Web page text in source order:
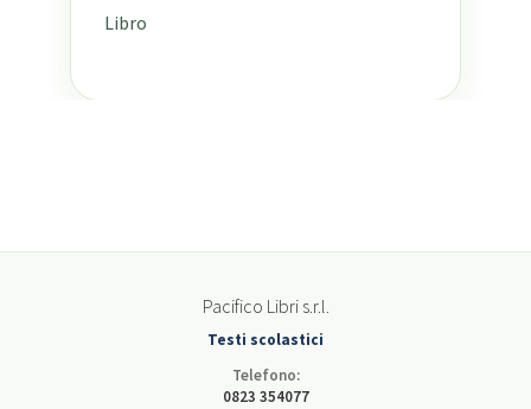
Libro
Pacifico Libri s.r.l.
Testi scolastici
Telefono:
0823 354077